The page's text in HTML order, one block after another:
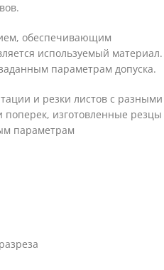
обеспечивающим
используемый материал.
параметрам допуска.
и резки листов с разными
изготовленные резцы
параметрам